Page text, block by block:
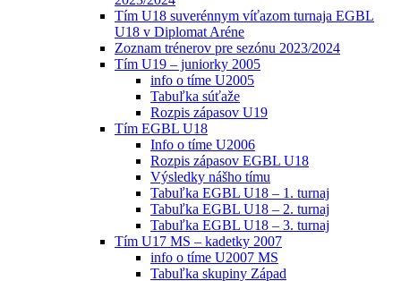
Tím U18 suverénnym víťazom turnaja EGBL
U18 v Diplomat Aréne
Zoznam trénerov pre sezónu 2023/2024
Tím U19 – juniorky 2005
info o tíme U2005
Tabuľka súťaže
Rozpis zápasov U19
Tím EGBL U18
Info o tíme U2006
Rozpis zápasov EGBL U18
Výsledky nášho tímu
Tabuľka EGBL U18 – 1. turnaj
Tabuľka EGBL U18 – 2. turnaj
Tabuľka EGBL U18 – 3. turnaj
Tím U17 MS – kadetky 2007
info o tíme U2007 MS
Tabuľka skupiny Západ